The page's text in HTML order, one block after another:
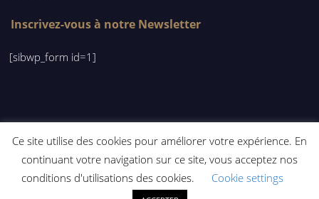
Inscrivez-vous à notre Newsletter
[sibwp_form id=1]
© COPYRIGHT FONDATION CZIFFRA
Ce site utilise des cookies pour améliorer votre expérience. En
continuant votre navigation sur ce site, vous acceptez nos
conditions d'utilisations des cookies.
Cookie settings
Français